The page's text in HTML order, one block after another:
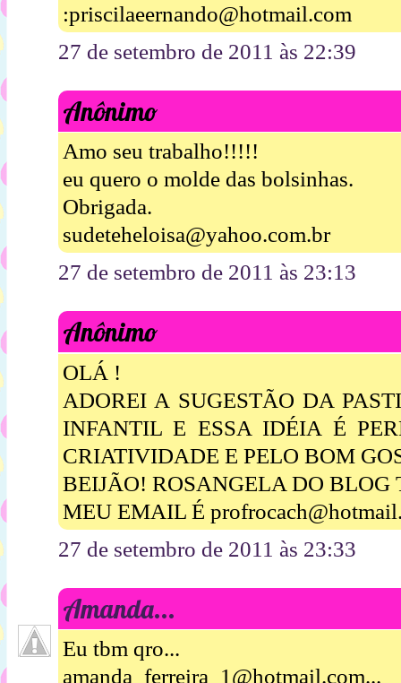
:priscilaeernando@hotmail.com
27 de setembro de 2011 às 22:39
Anônimo
Amo seu trabalho!!!!!
eu quero o molde das bolsinhas.
Obrigada.
sudeteheloisa@yahoo.com.br
27 de setembro de 2011 às 23:13
Anônimo
OLÁ !
ADOREI A SUGESTÃO DA
INFANTIL E ESSA IDÉIA É
CRIATIVIDADE E PELO BOM
BEIJÃO! ROSANGELA DO
MEU EMAIL É
27 de setembro de 2011 às 23:33
Amanda...
Eu tbm qro...
amanda_ferreira_1@hotmail.com...